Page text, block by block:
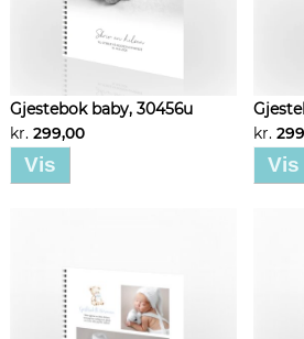
Gjestebok baby, 30456u
kr. 299,00
Vis
kr.
Vis